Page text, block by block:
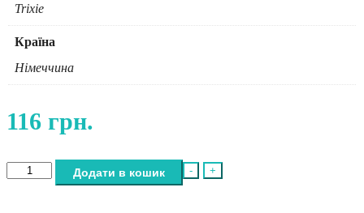
Trixie
Країна
Німеччина
116 грн.
-
Іграшка
+
Додати в кошик